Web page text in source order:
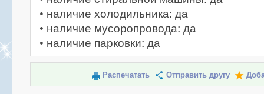
• наличие холодильника: да
• наличие мусоропровода: да
• наличие парковки: да
Распечатать Отправить другу